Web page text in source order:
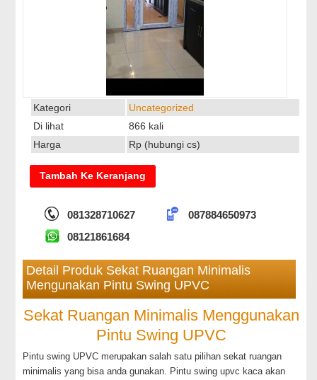
Kategori
Uncategorized
Di lihat
866 kali
Harga
Rp (hubungi cs)
081328710627
087884650973
08121861684
Detail Produk Sekat Ruangan Minimalis
Mengunakan Pintu Swing UPVC
Sekat Ruangan Minimalis Menggunakan
Pintu Swing UPVC
Pintu swing UPVC merupakan salah satu pilihan sekat ruangan
minimalis yang bisa anda gunakan. Pintu swing upvc kaca akan